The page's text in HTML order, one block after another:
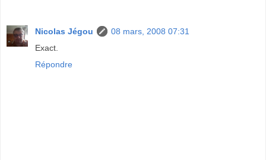
Nicolas Jégou
08 mars, 2008 07:31
Exact.
Répondre